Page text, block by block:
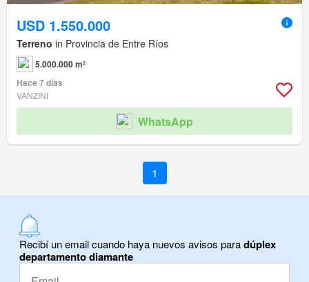
USD 1.550.000
Terreno in Provincia de Entre Ríos
5.000.000 m²
Hace 7 días
VANZINI
WhatsApp
1
Recibí un email cuando haya nuevos avisos paradúplex
departamento diamante